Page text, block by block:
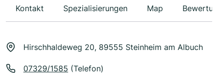
Kontakt Spezialisierungen Map
Hirschhaldeweg 20, 89555 Steinheim am Albuch
07329/1585 (Telefon)